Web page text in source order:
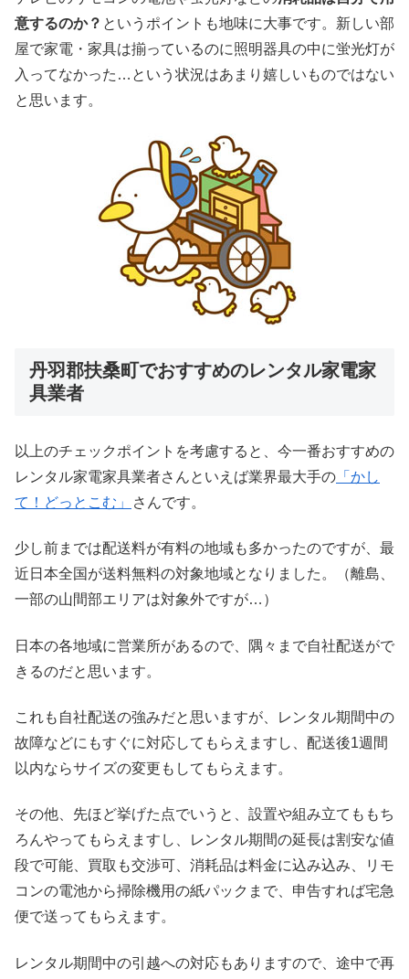
意するのか？ というポイントも地味に大事です。新しい部
屋で家電・家具は揃っているのに照明器具の中に蛍光灯が
入ってなかった…という状況はあまり嬉しいものではない
と思います。
丹羽郡扶桑町でおすすめのレンタル家電家
具業者
以上のチェックポイントを考慮すると、今一番おすすめの
レンタル家電家具業者さんといえば業界最大手の 「かし
て！どっとこむ」
さんです。
少し前までは配送料が有料の地域も多かったのですが、最
近日本全国が送料無料の対象地域となりました。（離島、
一部の山間部エリアは対象外ですが…）
日本の各地域に営業所があるので、隅々まで自社配送がで
きるのだと思います。
これも自社配送の強みだと思いますが、レンタル期間中の
故障などにもすぐに対応してもらえますし、配送後1週間
以内ならサイズの変更もしてもらえます。
その他、先ほど挙げた点でいうと、設置や組み立てももち
ろんやってもらえますし、レンタル期間の延長は割安な値
段で可能、買取も交渉可、消耗品は料金に込み込み、リモ
コンの電池から掃除機用の紙パックまで、申告すれば宅急
便で送ってもらえます。
レンタル期間中の引越への対応もありますので、途中で再